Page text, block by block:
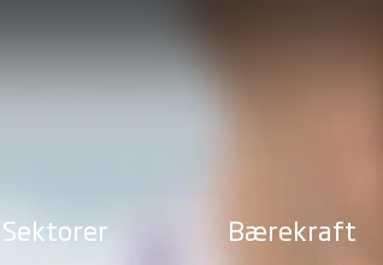
Sektorer Bærekraft